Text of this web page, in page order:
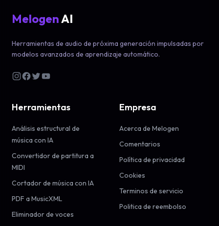
MelogenAI
Herramientas de audio de próxima generación impulsadas por
modelos avanzados de aprendizaje automático.
Herramientas
Análisis estructural de
música con IA
Convertidor de partitura a
MIDI
Cortador de música con IA
PDF a MusicXML
Eliminador de voces
Empresa
Acerca de Melogen
Comentarios
Política de privacidad
Cookies
Terminos de servicio
Politica de reembolso